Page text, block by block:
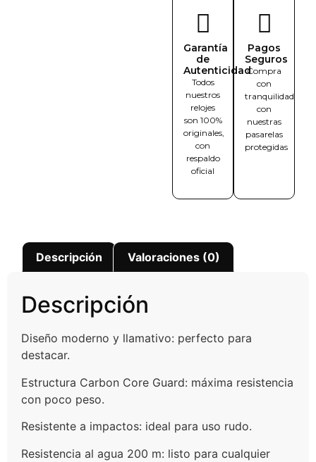
Garantía
de
Autenticidad
Todos
nuestros
relojes
son 100%
originales,
con
respaldo
oficial
Pagos
Seguros
Compra
con
tranquilidad
con
nuestras
pasarelas
protegidas
Descripción Valoraciones (0)
Descripción
Diseño moderno y llamativo: perfecto para
destacar.
Estructura Carbon Core Guard: máxima resistencia
con poco peso.
Resistente a impactos: ideal para uso rudo.
Resistencia al agua 200 m: listo para cualquier